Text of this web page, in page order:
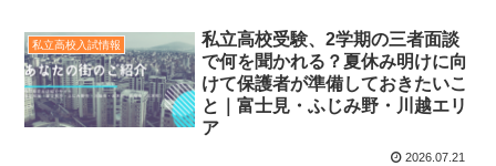
私立高校入試情報
私立高校受験、2学期の三者面談
で何を聞かれる？夏休み明けに向
けて保護者が準備しておきたいこ
と｜富士見・ふじみ野・川越エリ
ア
2026.07.21